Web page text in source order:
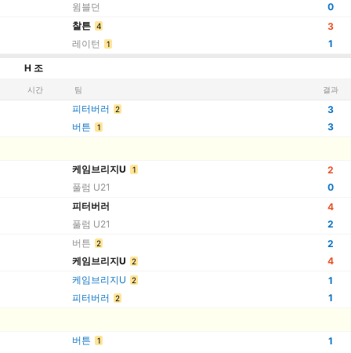
윔블던
0
찰튼 4
레이턴 1
3
1
H 조
시간 팀 결과
피터버러 2
버튼 1
3
3
케임브리지U 1
풀럼 U21
2
0
피터버러
풀럼 U21
4
2
버튼
2
케임브리지U 2
2
4
케임브리지U
2
피터버러 2
1
1
버튼 1
1